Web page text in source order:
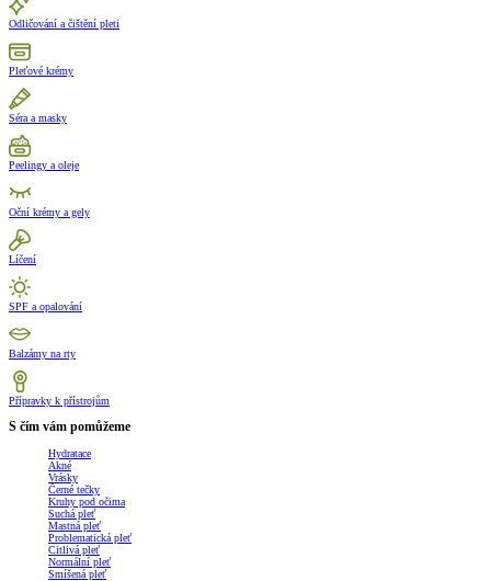
Odličování a čištění pleti
Pleťové krémy
Séra a masky
Peelingy a oleje
Oční krémy a gely
Líčení
SPF a opalování
Balzámy na rty
Přípravky k přístrojům
S čím vám pomůžeme
Hydratace
Akné
Vrásky
Černé tečky
Kruhy pod očima
Suchá pleť
Mastná pleť
Problematická pleť
Citlivá pleť
Normální pleť
Smíšená pleť